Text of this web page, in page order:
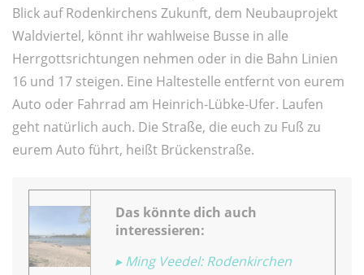
Blick auf Rodenkirchens Zukunft, dem Neubauprojekt
Waldviertel, könnt ihr wahlweise Busse in alle
Herrgottsrichtungen nehmen oder in die Bahn Linien
16 und 17 steigen. Eine Haltestelle entfernt von eurem
Auto oder Fahrrad am Heinrich-Lübke-Ufer. Laufen
geht natürlich auch. Die Straße, die euch zu Fuß zu
eurem Auto führt, heißt Brückenstraße.
Das könnte dich auch
interessieren:
▸ Ming Veedel: Rodenkirchen